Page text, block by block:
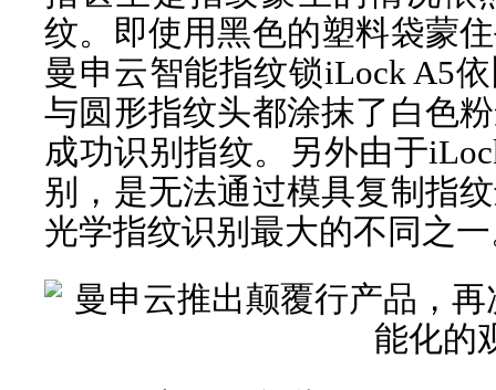
纹。即使用黑色的塑料袋蒙
曼申云智能指纹锁iLock A5
与圆形指纹头都涂抹了白色
成功识别指纹。另外由于
别，是无法通过模具复制指
光学指纹识别最大的不同之